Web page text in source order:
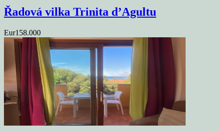
Řadová vilka Trinita d’Agultu
Eur158.000